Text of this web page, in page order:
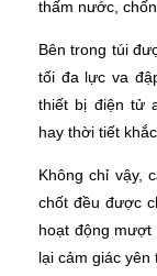
thấm nước,
Bên trong túi
tối đa lực va
thiết bị điện tử
hay thời tiết
Không chỉ vậy,
chốt đều được
hoạt động mượt
lại cảm giác